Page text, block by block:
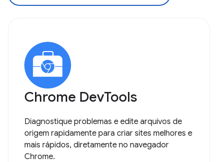
Chrome DevTools
Diagnostique problemas e edite arquivos de
origem rapidamente para criar sites melhores e
mais rápidos, diretamente no navegador
Chrome.